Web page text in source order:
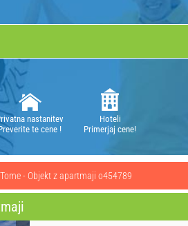
nastanitev
te cene !
Hoteli
Primerjaj cene!
- Objekt z apartmaji o454789